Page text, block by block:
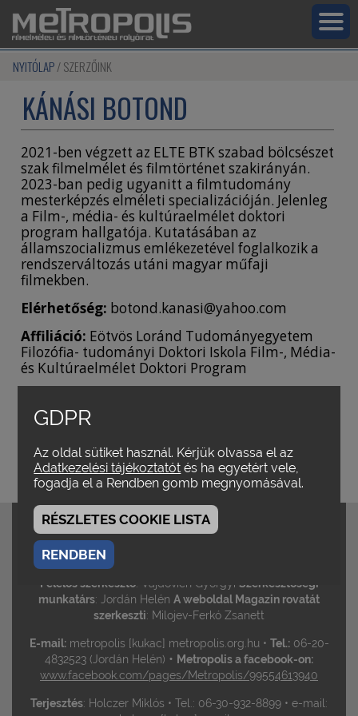
NYITÓLAP SZERZŐINK
KÁNÁSI BOTOND
2021-ben végzett az ELTE BTK szabad bölcsészet
szak filmelmélet és filmtörténet szakirányán.
2023-ban pedig ugyanitt a filmtudomány
mesterképzés elméleti specializációján. Jelenleg
a Film-, média- és kultúraelmélet doktori
program hallgatója. Kutatásában az
államszocializmus emlékezetével foglalkozik a
rendszerváltozás utáni magyar műfaji
filmekben.
Elérhetőség: botond.kanasi@yahoo.com
Affiliáció: Eötvös Loránd Tudományegyetem
Filozófia- tudományi Doktori Iskola Film-, Média-
és Kultúraelmélet Doktori Program
A SZERZŐ MŰVEI
Parentifikáció és infantilizmus
Az imaginatív (ön)felszabadítás esztétikai és
interpretációs praxisa
Szerkesztőbizottság: Bíró Yvette / Gelencsér Gábor /
Hirsch Tibor / Kovács András Bálint •
Margitházi Beja / Vajdovich Györgyi / Varga Balázs /
Felelős szerkesztő: Vajdovich Györgyi Szerkesztőségi
munkatárs: Jordán Helén A weboldal Magazin rovatát
szerkeszti: Milojev-Ferkó Zsanett
E-mail:metropolis [kukac] metropolis.org.hu • Tel.:06-20-
4832523 (Jordán Helén) • Metropolis a facebook-on:
www.facebook.com/pages/Metropolis/99554613940
Terjesztés: Holczer Miklós • Tel.: 06-30-932-8899 • e-mail:
GDPR
Az oldal sütiket használ. Kérjük olvassa el az
Adatkezelési tájékoztatót és ha egyetért vele,
fogadja el a Rendben gomb megnyomásával.
RÉSZLETES COOKIE LISTA
RENDBEN